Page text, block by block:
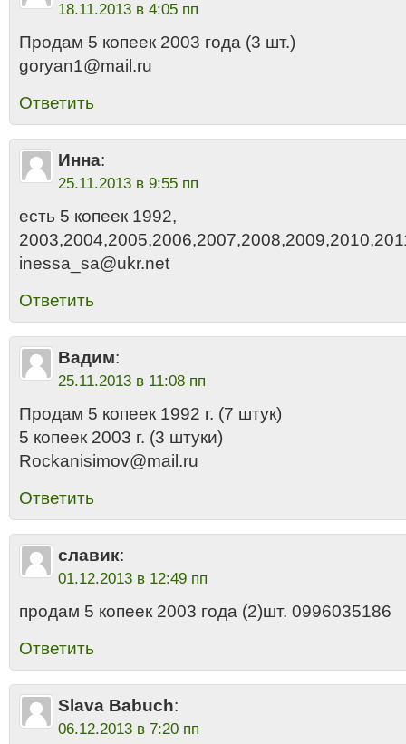
18.11.2013 в 4:05 пп
Продам 5 копеек 2003 года (3 шт.)
goryan1@mail.ru
Ответить
Инна:
25.11.2013 в 9:55 пп
есть 5 копеек 1992,
inessa_sa@ukr.net
Ответить
Вадим:
25.11.2013 в 11:08 пп
Продам 5 копеек 1992 г. (7 штук)
5 копеек 2003 г. (3 штуки)
Rockanisimov@mail.ru
Ответить
славик:
01.12.2013 в 12:49 пп
продам 5 копеек 2003 года (2)шт. 0996035186
Ответить
Slava Babuch:
06.12.2013 в 7:20 пп